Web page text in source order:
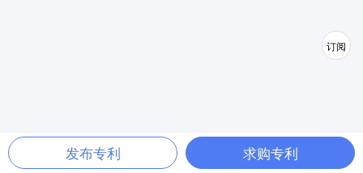
发布专利 求购专利
订阅